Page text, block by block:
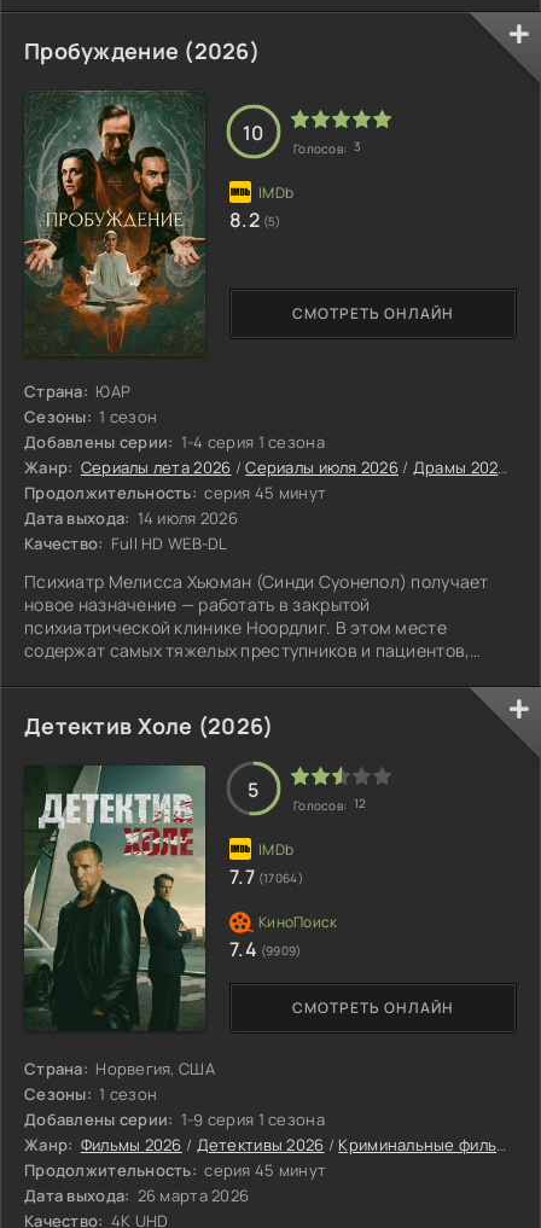
Пробуждение (2026)
Страна: ЮАР
Сезоны: 1 сезон
Добавлены серии: 1-4 серия 1 сезона
Жанр: Сериалы лета 2026 /Сериалы июля 2026 / Драмы 2026
Продолжительность: серия 45 минут
Дата выхода: 14 июля 2026
Качество: Full HD WEB-DL
Психиатр Мелисса Хьюман (Синди Суонепол) получает
новое назначение — работать в закрытой
психиатрической клинике Ноордлиг. В этом месте
содержат самых тяжелых преступников и пациентов,
рядом.
СМОТРЕТЬ ОНЛАЙН
10
Голосов: 3
8.2 (5)
Детектив Холе (2026)
Страна: Норвегия, США
Сезоны: 1 сезон
Добавлены серии: 1-9 серия 1 сезона
Жанр: Фильмы 2026 / Детективы 2026 / Криминальные фильмы 2026
Продолжительность: серия 45 минут
Дата выхода: 26 марта 2026
Качество: 4K UHD
СМОТРЕТЬ ОНЛАЙН
5
Голосов: 12
7.7 (17064)
7.4 (9909)